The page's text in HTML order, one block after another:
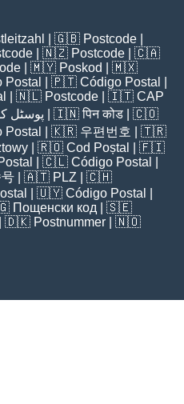
| 🇬🇧 Postcode
| 🇳🇿 Postcode | 🇨🇦
| 🇲🇾 Poskod
| 🇲🇽
Postal | 🇵🇹 Código Postal
| 🇳🇱 Postcode | 🇮🇹 CAP
پوسٹل | 🇮🇳पिन कोड | 🇨🇴
Postal | 🇰🇷 우편번호
| 🇹🇷
| 🇷🇴 Cod Poștal
| 🇫🇮
| 🇨🇱 Código Postal
| 🇦🇹 PLZ | 🇨🇭
| 🇺🇾 Código Postal
Пощенски код | 🇸🇪
| 🇩🇰 Postnummer | 🇳🇴